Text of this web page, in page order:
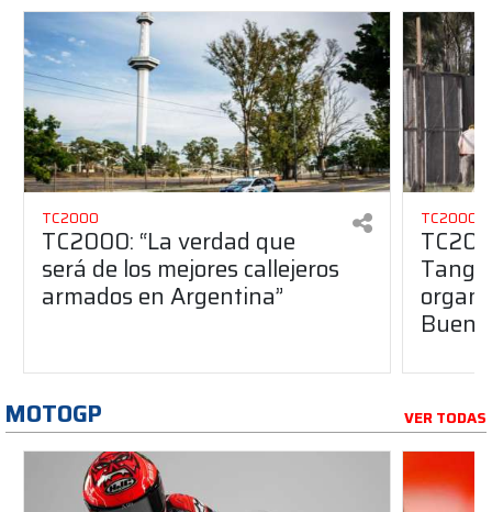
TC2000
TC2000: “La verdad que
será de los mejores callejeros
armados en Argentina”
TC2000
MOTOGP VER TODAS